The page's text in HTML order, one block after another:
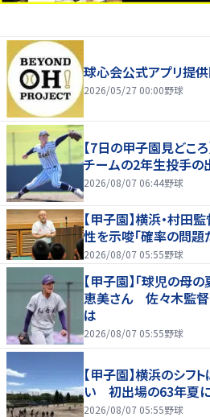
球心会公式アプリ提供
2026/05/27 00:00野球
【7日の甲子園見どこ
チームの2年生投手の
2026/08/07 06:44野球
【甲子園】横浜・村田
性を示唆「確率の問題
2026/08/07 05:55野球
【甲子園】「球児の母
恵美さん 佐々木監督
は
2026/08/07 05:55野球
【甲子園】横浜のシフ
い 初出場の63年夏
2026/08/07 05:55野球